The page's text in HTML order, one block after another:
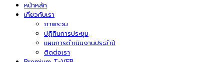
หน้าหลัก
เกี่ยวกับเรา
ภาพรวม
ปฏิทินการประชุม
แผนการดำเนินงานประจำปี
ติดต่อเรา